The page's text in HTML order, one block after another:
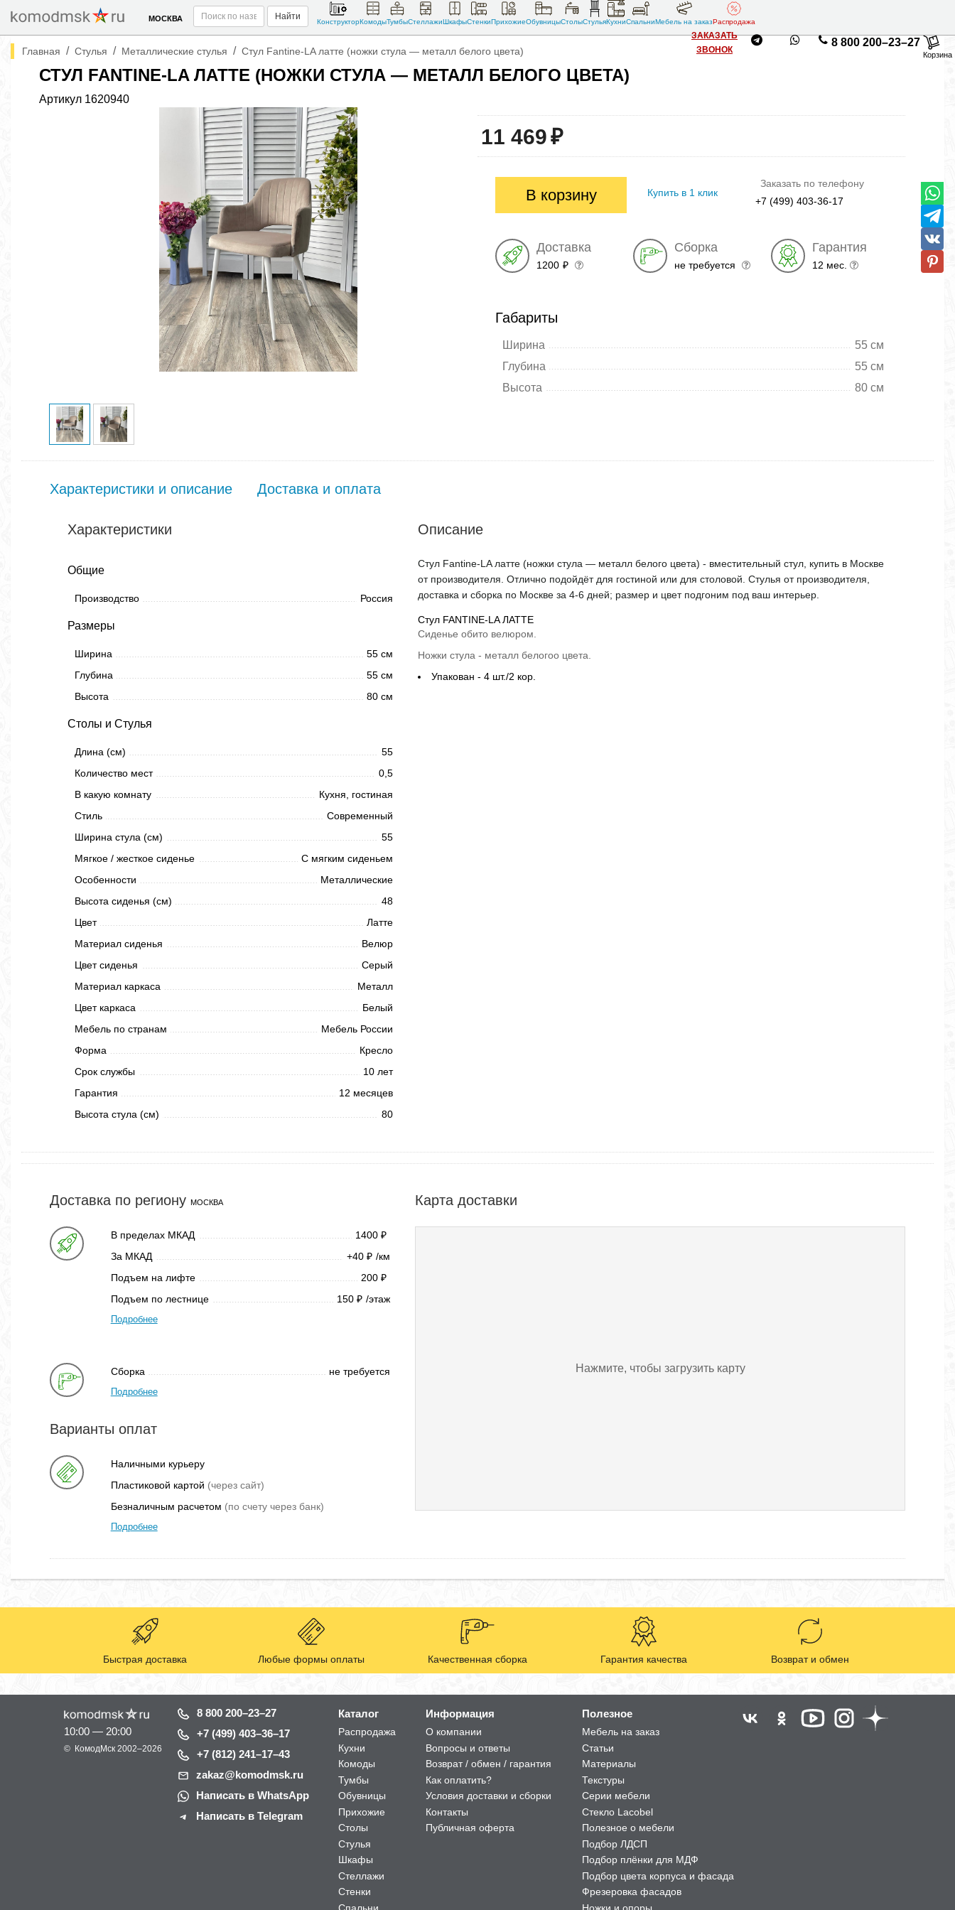
МОСКВА Найти
КонструкторКомодыТумбыСтеллажиШкафыСтенкиПрихожиеОбувницыСтолыСтульяКухниСпальниМебель на заказРаспродажа
ЗАКАЗАТЬ
ЗВОНОК
8 800 200–23–27
Корзина
Главная / Стулья / Металлические стулья / Стул Fantine-LA латте (ножки стула — металл белого цвета)
СТУЛ FANTINE-LA ЛАТТЕ (НОЖКИ СТУЛА — МЕТАЛЛ БЕЛОГО ЦВЕТА)
Артикул 1620940
11 469₽
В корзину Купить в 1 клик
Заказать по телефону
+7 (499) 403-36-17
Доставка
1200 ₽
Сборка
не требуется
Гарантия
12 мес.
Габариты
Ширина
55 см
Глубина
55 см
Высота
80 см
Характеристики и описание Доставка и оплата
Характеристики
Общие
Производство Россия
Размеры
Ширина
55 см
Глубина
55 см
Высота
80 см
Столы и Стулья
Длина (см)
55
Количество мест
0,5
В какую комнату
Кухня, гостиная
Стиль
Современный
Ширина стула (см)
55
Мягкое / жесткое сиденье
С мягким сиденьем
Особенности
Металлические
Высота сиденья (см)
48
Цвет
Латте
Материал сиденья
Велюр
Цвет сиденья
Серый
Материал каркаса
Металл
Цвет каркаса
Белый
Мебель по странам
Мебель России
Форма
Кресло
Срок службы
10 лет
Гарантия
12 месяцев
Высота стула (см)
80
Описание
Стул Fantine-LA латте (ножки стула — металл белого цвета) - вместительный стул, купить в Москве
от производителя. Отлично подойдёт для гостиной или для столовой. Стулья от производителя,
доставка и сборка по Москве за 4-6 дней; размер и цвет подгоним под ваш интерьер.
Стул FANTINE-LA ЛАТТЕ
Сиденье обито велюром.
Ножки стула - металл белогоо цвета.
Упакован - 4 шт./2 кор.
Доставка по региону МОСКВА
В пределах МКАД 1400 ₽
За МКАД +40 ₽ /км
Подъем на лифте
200 ₽
Подъем по лестнице 150 ₽ /этаж
Подробнее
Сборка не требуется
Подробнее
Варианты оплат
Наличными курьеру
Пластиковой картой (через сайт)
Безналичным расчетом (по счету через банк)
Подробнее
Карта доставки
Нажмите, чтобы загрузить карту
Быстрая доставка Любые формы оплаты Качественная сборка Гарантия качества Возврат и обмен
10:00 — 20:00
© КомодМск 2002–2026
8 800 200–23–27
+7 (499) 403–36–17
+7 (812) 241–17–43
zakaz@komodmsk.ru
Написать в WhatsApp
Написать в Telegram
Каталог
Распродажа
Кухни
Комоды
Тумбы
Обувницы
Прихожие
Столы
Стулья
Шкафы
Стеллажи
Стенки
Спальни
Информация
О компании
Вопросы и ответы
Возврат / обмен / гарантия
Как оплатить?
Условия доставки и сборки
Контакты
Публичная оферта
Полезное
Мебель на заказ
Статьи
Материалы
Текстуры
Серии мебели
Стекло Lacobel
Полезное о мебели
Подбор ЛДСП
Подбор плёнки для МДФ
Подбор цвета корпуса и фасада
Фрезеровка фасадов
Ножки и опоры